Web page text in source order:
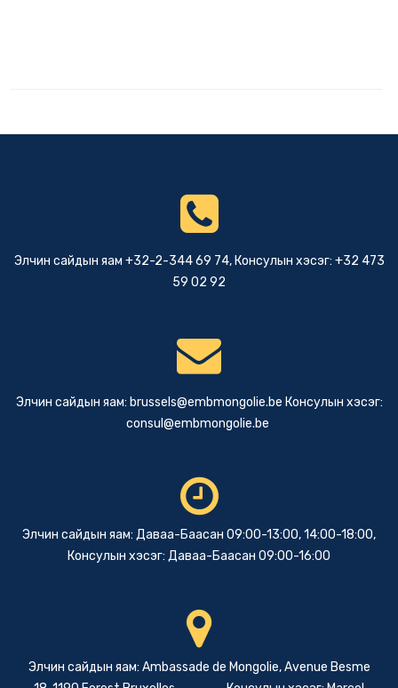
Элчин сайдын яам +32-2-344 69 74, Консулын хэсэг: +32 473
59 02 92
Элчин сайдын яам: brussels@embmongolie.be Консулын хэсэг:
consul@embmongolie.be
Элчин сайдын яам: Даваа-Баасан 09:00-13:00, 14:00-18:00,
Консулын хэсэг: Даваа-Баасан 09:00-16:00
Элчин сайдын яам: Ambassade de Mongolie, Avenue Besme